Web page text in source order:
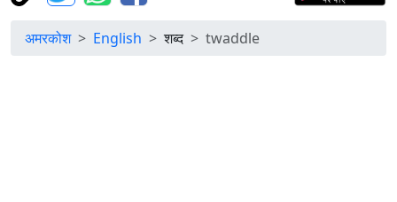
अमरकोश English शब्द twaddle